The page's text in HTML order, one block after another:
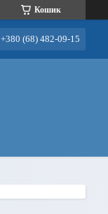
Кошик
+380 (68) 482-09-15